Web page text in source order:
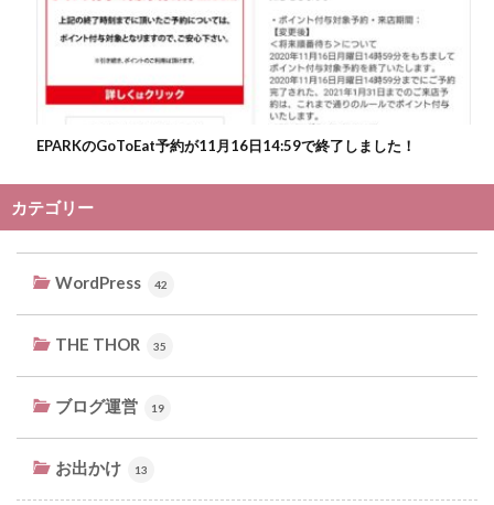
EPARKのGoToEat予約が11月16日14:59で終了しました！
カテゴリー
WordPress 42
THE THOR 35
ブログ運営 19
お出かけ 13